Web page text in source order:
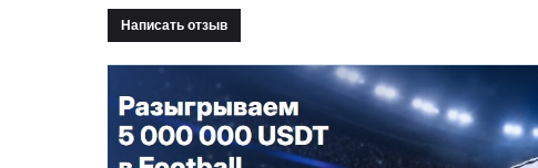
Написать отзыв